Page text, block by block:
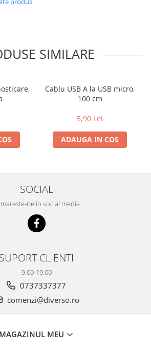
SIMILARE
Cablu USB A la USB micro,
100 cm
5,90 Lei
ADAUGA IN COS
SOCIAL
ne in social media
SUPORT CLIENTI
9.00-19.00
0737337377
comenzi@diverso.ro
MAGAZINUL MEU